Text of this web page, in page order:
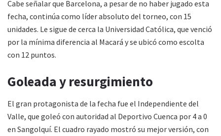
Cabe señalar que Barcelona, a pesar de no haber jugado esta
fecha, continúa como líder absoluto del torneo, con 15
unidades. Le sigue de cerca la Universidad Católica, que venció
por la mínima diferencia al Macará y se ubicó como escolta
con 12 puntos.
Goleada y resurgimiento
El gran protagonista de la fecha fue el Independiente del
Valle, que goleó con autoridad al Deportivo Cuenca por 4 a 0
en Sangolquí. El cuadro rayado mostró su mejor versión, con